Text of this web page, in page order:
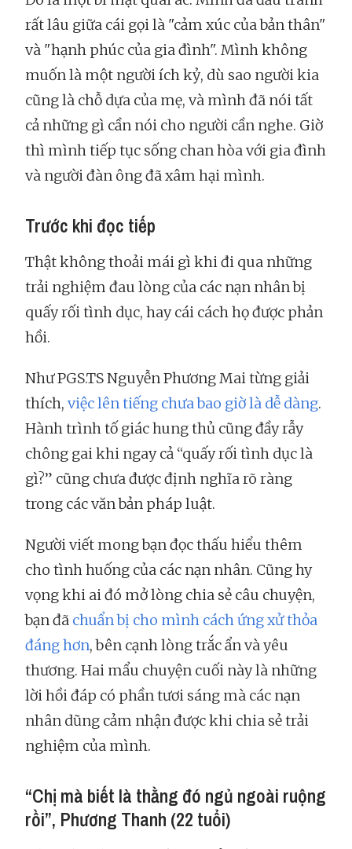
rất lâu giữa cái gọi là "cảm xúc của bản thân"
và "hạnh phúc của gia đình". Mình không
muốn là một người ích kỷ, dù sao người kia
cũng là chỗ dựa của mẹ, và mình đã nói tất
cả những gì cần nói cho người cần nghe. Giờ
thì mình tiếp tục sống chan hòa với gia đình
và người đàn ông đã xâm hại mình.
Trước khi đọc tiếp
Thật không thoải mái gì khi đi qua những
trải nghiệm đau lòng của các nạn nhân bị
quấy rối tình dục, hay cái cách họ được phản
hồi.
Như PGS.TS Nguyễn Phương Mai từng giải
thích, việc lên tiếng chưa bao giờ là dễ dàng.
Hành trình tố giác hung thủ cũng đầy rẫy
chông gai khi ngay cả “quấy rối tình dục là
gì?” cũng chưa được định nghĩa rõ ràng
trong các văn bản pháp luật.
Người viết mong bạn đọc thấu hiểu thêm
cho tình huống của các nạn nhân. Cũng hy
vọng khi ai đó mở lòng chia sẻ câu chuyện,
bạn đã chuẩn bị cho mình cách ứng xử thỏa
đáng hơn, bên cạnh lòng trắc ẩn và yêu
thương. Hai mẩu chuyện cuối này là những
lời hồi đáp có phần tươi sáng mà các nạn
nhân dũng cảm nhận được khi chia sẻ trải
nghiệm của mình.
“Chị mà biết là thằng đó ngủ ngoài ruộng
rồi”, Phương Thanh (22 tuổi)